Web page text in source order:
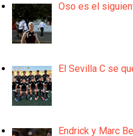
Oso es el
El Sevilla C se
Endrick y Marc